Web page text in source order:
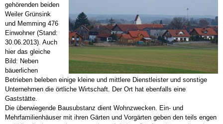
gehörenden beiden
Weiler Grünsink
und Memming 476
Einwohner (Stand:
30.06.2013). Auch
hier das gleiche
Bild: Neben
bäuerlichen
Betrieben beleben einige kleine und mittlere Dienstleister und sonstige
Unternehmen die örtliche Wirtschaft. Der Ort hat ebenfalls eine
Gaststätte.
Die überwiegende Bausubstanz dient Wohnzwecken. Ein- und
Mehrfamilienhäuser mit ihren Gärten und Vorgärten geben den teils engen